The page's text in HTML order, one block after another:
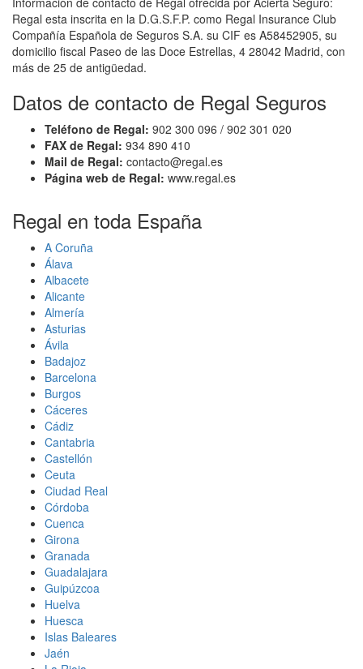
Regal esta inscrita en la D.G.S.F.P. como Regal Insurance Club
Compañía Española de Seguros S.A. su CIF es A58452905, su
domicilio fiscal Paseo de las Doce Estrellas, 4 28042 Madrid, con
más de 25 de antigüedad.
Datos de contacto de Regal Seguros
Teléfono de Regal: 902 300 096 / 902 301 020
FAX de Regal: 934 890 410
Mail de Regal: contacto@regal.es
Página web de Regal: www.regal.es
Regal en toda España
A Coruña
Álava
Albacete
Alicante
Almería
Asturias
Ávila
Badajoz
Barcelona
Burgos
Cáceres
Cádiz
Cantabria
Castellón
Ceuta
Ciudad Real
Córdoba
Cuenca
Girona
Granada
Guadalajara
Guipúzcoa
Huelva
Huesca
Islas Baleares
Jaén